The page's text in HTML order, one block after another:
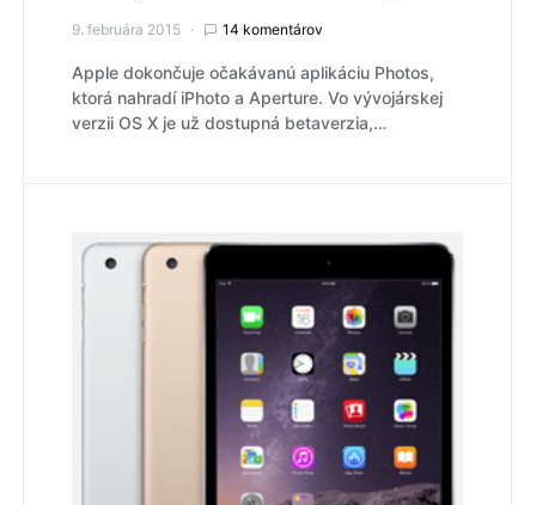
9. februára 2015 14 komentárov
Apple dokončuje očakávanú aplikáciu Photos,
ktorá nahradí iPhoto a Aperture. Vo vývojárskej
verzii OS X je už dostupná betaverzia,…